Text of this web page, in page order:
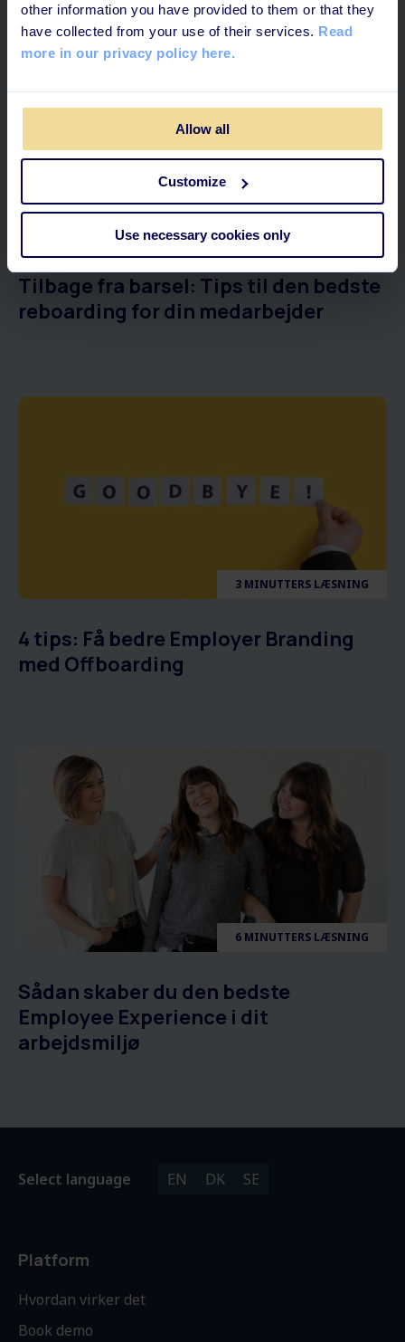
other information you have provided to them or that they
have collected from your use of their services. Read
more in our privacy policy here.
Allow all
Customize
Use necessary cookies only3 MINUTTERS LÆSNING
Tilbage fra barsel: Tips til den bedste
reboarding for din medarbejder
3 MINUTTERS LÆSNING
4 tips: Få bedre Employer Branding
med Offboarding
6 MINUTTERS LÆSNING
Sådan skaber du den bedste
Employee Experience i dit
arbejdsmiljø
Select language EN DK SE
Platform
Hvordan virker det
Book demo